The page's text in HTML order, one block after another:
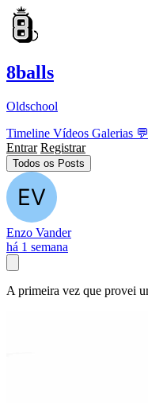
8balls
Oldschool
Timeline Vídeos Galerias 💬
Entrar Registrar
Todos os Posts
Enzo Vander
há 1 semana
A primeira vez que provei